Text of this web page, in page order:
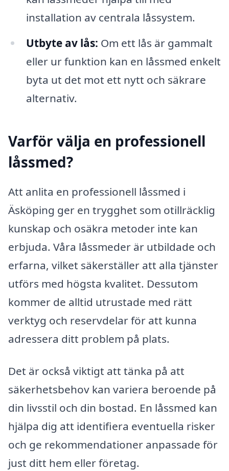
installation av centrala låssystem.
Utbyte av lås: Om ett lås är gammalt
eller ur funktion kan en låssmed enkelt
byta ut det mot ett nytt och säkrare
alternativ.
Varför välja en professionell
låssmed?
Att anlita en professionell låssmed i
Äsköping ger en trygghet som otillräcklig
kunskap och osäkra metoder inte kan
erbjuda. Våra låssmeder är utbildade och
erfarna, vilket säkerställer att alla tjänster
utförs med högsta kvalitet. Dessutom
kommer de alltid utrustade med rätt
verktyg och reservdelar för att kunna
adressera ditt problem på plats.
Det är också viktigt att tänka på att
säkerhetsbehov kan variera beroende på
din livsstil och din bostad. En låssmed kan
hjälpa dig att identifiera eventuella risker
och ge rekommendationer anpassade för
just ditt hem eller företag.